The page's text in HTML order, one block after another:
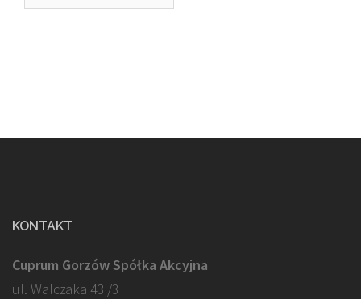
KONTAKT
Cuprum Gorzów Spółka Akcyjna
ul. Walczaka 43j/3